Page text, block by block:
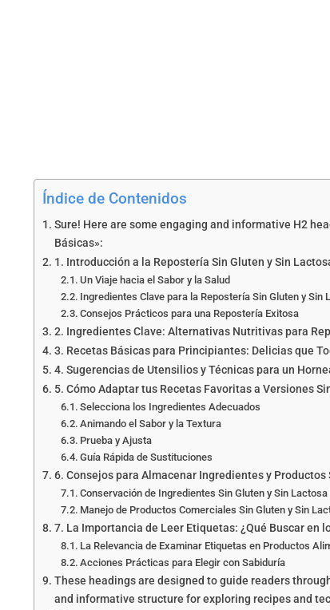
Índice de Contenidos
Sure! Here are some engaging and informative H2
Básicas»:
1. Introducción a la Repostería Sin Gluten y Sin
Un Viaje hacia el Sabor y la Salud
Ingredientes Clave para la Repostería Sin Gluten y Sin
Consejos Prácticos para una Repostería Exitosa
2. Ingredientes Clave: Alternativas Nutritivas para
3. Recetas Básicas para Principiantes: Delicias que
4. Sugerencias de Utensilios y Técnicas para un
5. Cómo Adaptar tus Recetas Favoritas a Versiones
Selecciona los Ingredientes Adecuados
Animando el Sabor y la Textura
Prueba y Ajusta
Guía Rápida de Sustituciones
6. Consejos para Almacenar Ingredientes y Productos
Conservación de Ingredientes Sin Gluten y Sin Lactosa
Manejo de Productos Comerciales Sin Gluten y Sin
7. La Importancia de Leer Etiquetas: ¿Qué Buscar en
La Relevancia de Examinar Etiquetas en Productos
Acciones Prácticas para Elegir con Sabiduría
These headings are designed to guide readers
and informative structure for exploring recipes and